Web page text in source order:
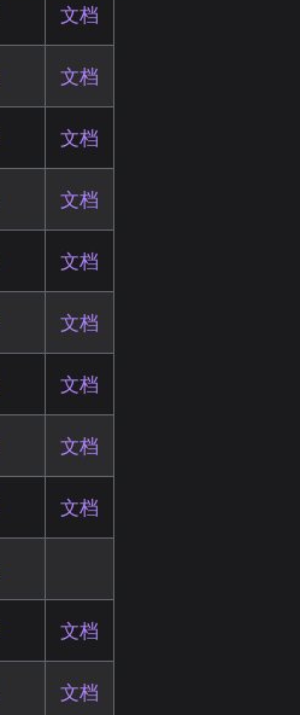
文档
文档
文档
文档
文档
文档
文档
文档
文档
文档
文档